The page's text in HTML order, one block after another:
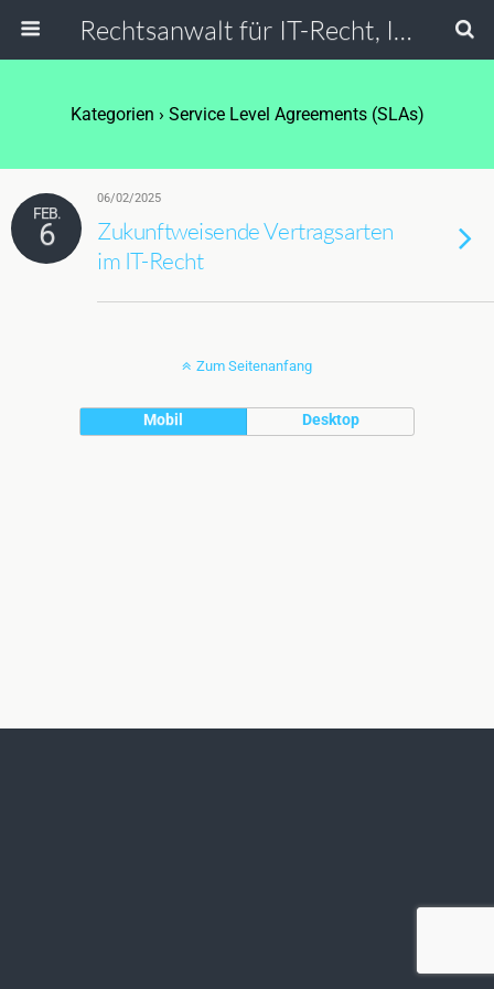
Rechtsanwalt für IT-Recht, Internetrecht, Datenschutz & Social Media
Kategorien › Service Level Agreements (SLAs)
FEB.
6
06/02/2025
Zukunftweisende Vertragsarten
im IT-Recht
Zum Seitenanfang
Mobil Desktop